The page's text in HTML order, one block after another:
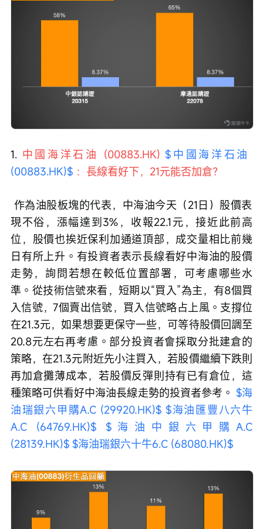
1. 中國海洋石油 (00883.HK) $中國海洋石油
(00883.HK)$ ：長線看好下，21元能否加倉？
現不俗，漲幅達到3%，收報22.1元，接近此前高
位，股價也挨近保利加通道頂部，成交量相比前幾
日有所上升。有投資者表示長線看好中海油的股價
走勢，詢問若想在較低位置部署，可考慮哪些水
準。從技術信號來看，短期以“買入”為主，有8個買
入信號，7個賣出信號，買入信號略占上風。支撐位
在21.3元，如果想要更保守一些，可等待股價回調至
20.8元左右再考慮。部分投資者會採取分批建倉的
策略，在21.3元附近先小注買入，若股價繼續下跌則
再加倉攤薄成本，若股價反彈則持有已有倉位，這
種策略可供看好中海油長線走勢的投資者參考。 $海
油瑞銀六甲購A.C (29920.HK)$ $海油匯豐八六牛
A.C (64769.HK)$
$海油中銀六甲購A.C
(28139.HK)$ $海油瑞銀六十牛6.C (68080.HK)$